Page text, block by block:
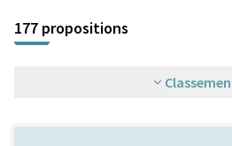
177 propositions